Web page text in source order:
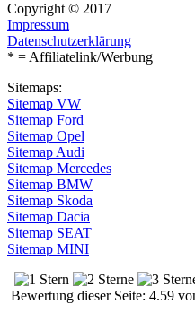
Copyright © 2017
Impressum
Datenschutzerklärung
* = Affiliatelink/Werbung
Sitemaps:
Sitemap VW
Sitemap Ford
Sitemap Opel
Sitemap Audi
Sitemap Mercedes
Sitemap BMW
Sitemap Skoda
Sitemap Dacia
Sitemap SEAT
Sitemap MINI
Bewertung dieser Seite: 4.59